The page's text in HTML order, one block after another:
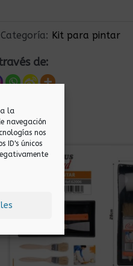
la
navegación
nos
ID's únicos
Categoría: Kit para pintar
de: